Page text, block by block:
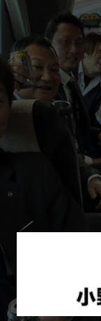
多くの来場者